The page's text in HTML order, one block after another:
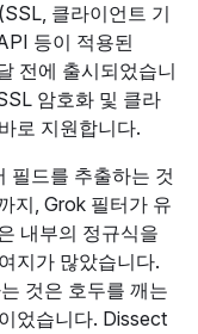
클라이언트 기
등이 적용된
전에 출시되었습니
암호화 및 클라
로 지원합니다.
필드를 추출하는 것
지, Grok 필터가 유
내부의 정규식을
지가 많았습니다.
것은 호두를 깨는
었습니다. Dissect